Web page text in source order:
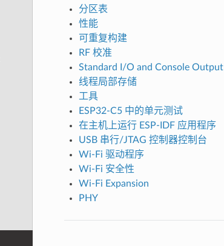
分区表
性能
可重复构建
RF 校准
Standard I/O and Console Output
线程局部存储
工具
ESP32-C5 中的单元测试
在主机上运行 ESP-IDF 应用程序
USB 串行/JTAG 控制器控制台
Wi-Fi 驱动程序
Wi-Fi 安全性
Wi-Fi Expansion
PHY